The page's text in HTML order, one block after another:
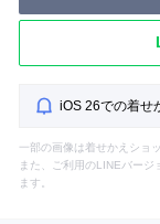
iOS 26での着せ
一部の画像は着せかえショ
また、ご利用のLINEバージ
ます。